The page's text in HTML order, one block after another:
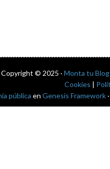
Copyright © 2025 · Monta tu Blog
Cookies |
pública en Genesis Framework ·